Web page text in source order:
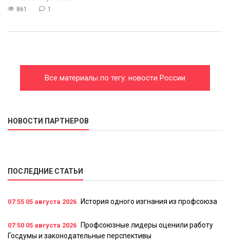
861
1
Все материалы по тегу: новости России
НОВОСТИ ПАРТНЕРОВ
ПОСЛЕДНИЕ СТАТЬИ
07:55 05 августа 2026 История одного изгнания из профсоюза
07:50 05 августа 2026
Профсоюзные лидеры оценили работу
Госдумы и законодательные перспективы